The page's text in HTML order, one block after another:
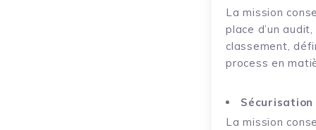
La mission
place d’un audit,
classement,
process en
La mission